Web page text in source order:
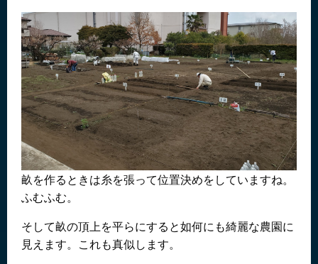
畝を作るときは糸を張って位置決めをしていますね。
ふむふむ。
そして畝の頂上を平らにすると如何にも綺麗な農園に
見えます。これも真似します。